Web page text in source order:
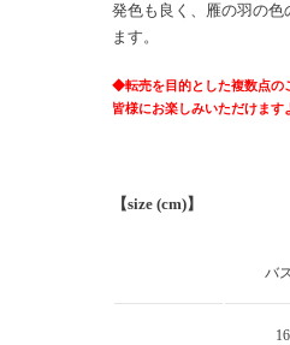
発色も良く、雁の羽の色
ます。
◆転売を目的とした複数点の
皆様にお楽しみいただけます
【size (cm)】
バ